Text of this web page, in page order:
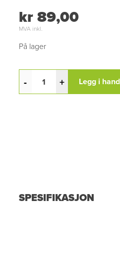
kr 89,00
MVA inkl.
På lager
- + Legg i
SPESIFIKASJON